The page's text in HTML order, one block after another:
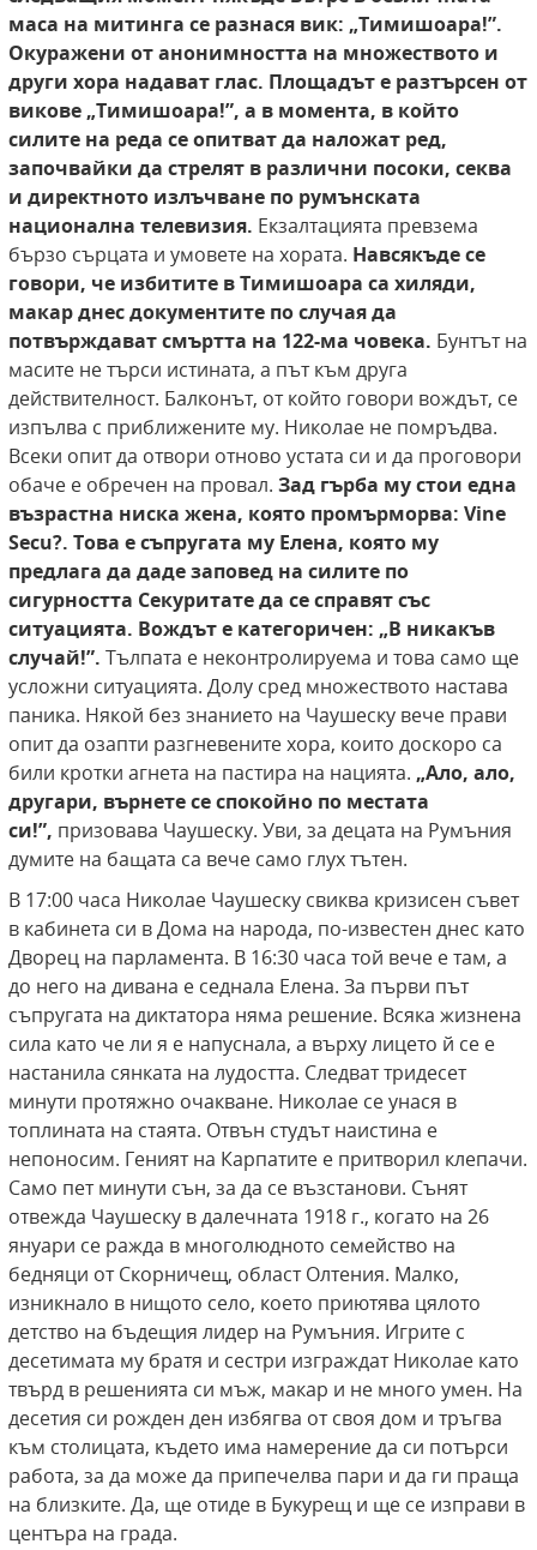
маса на митинга се разнася вик: „Тимишоара!”.
Окуражени от анонимността на множеството и
други хора надават глас. Площадът е разтърсен от
викове „Тимишоара!”, а в момента, в който
силите на реда се опитват да наложат ред,
започвайки да стрелят в различни посоки, секва
и директното излъчване по румънската
национална телевизия. Екзалтацията превзема
бързо сърцата и умовете на хората. Навсякъде се
говори, че избитите в Тимишоара са хиляди,
макарднес документите по случая да
потвърждаватсмъртта на 122-ма човека. Бунтът на
масите не търси истината, а път към друга
действителност. Балконът, от който говори вождът, се
изпълва с приближените му. Николае не помръдва.
Всеки опит да отвори отново устата си и да проговори
обаче е обречен на провал. Зад гърба му стои една
възрастна ниска жена, която промърморва: Vine
Secu?. Това е съпругата му Елена, която му
предлага да даде заповед на силите по
сигурността Секуритате да се справят със
ситуацията. Вождът е категоричен: „В никакъв
случай!”. Тълпата е неконтролируема и това само ще
усложни ситуацията. Долу сред множеството настава
паника. Някой без знанието на Чаушеску вече прави
опит да озапти разгневените хора, които доскоро са
били кротки агнета на пастира на нацията. „Ало, ало,
другари, върнетесе спокойно по местата
си!”, призовава Чаушеску. Уви, за децата на Румъния
думите на бащата са вече само глух тътен.
В 17:00 часа Николае Чаушеску свиква кризисен съвет
в кабинета си в Дома на народа, по-известен днес като
Дворец на парламента. В 16:30 часа той вече е там, а
до него на дивана е седнала Елена. За първи път
съпругата на диктатора няма решение. Всяка жизнена
сила като че ли я е напуснала, а върху лицето й се е
настанила сянката на лудостта. Следват тридесет
минути протяжно очакване. Николае се унася в
топлината на стаята. Отвън студът наистина е
непоносим. Геният на Карпатите е притворил клепачи.
Само пет минути сън, за да се възстанови. Сънят
отвежда Чаушеску в далечната 1918 г., когато на 26
януари се ражда в многолюдното семейство на
бедняци от Скорничещ, област Олтения. Малко,
изникнало в нищото село, което приютява цялото
детство на бъдещия лидер на Румъния. Игрите с
десетимата му братя и сестри изграждат Николае като
твърд в решенията си мъж, макар и не много умен. На
десетия си рожден ден избягва от своя дом и тръгва
към столицата, където има намерение да си потърси
работа, за да може да припечелва пари и да ги праща
на близките. Да, ще отиде в Букурещ и ще се изправи в
центъра на града.